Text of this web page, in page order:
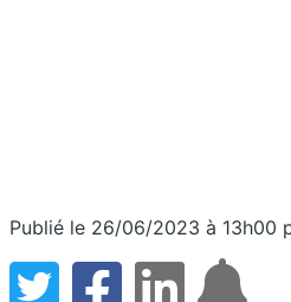
Publié le 26/06/2023 à 13h00